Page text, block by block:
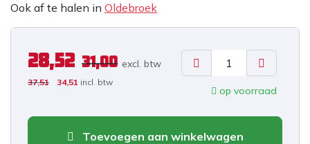
Ook af te halen in Oldebroek
28,52 31,00 excl. btw
37,51 34,51 incl. btw
op voorraad
Toevoegen aan winkelwagen